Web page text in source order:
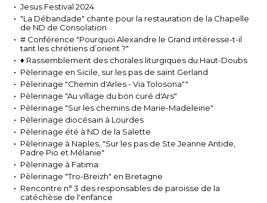
Jesus Festival 2024
"La Débandade" chante pour la restauration de la Chapelle
de ND de Consolation
# Conférence "Pourquoi Alexandre le Grand intéresse-t-il
tant les chrétiens d’orient ?"
♦ Rassemblement des chorales liturgiques du Haut-Doubs
Pèlerinage en Sicile, sur les pas de saint Gerland
Pèlerinage "Chemin d'Arles - Via Tolosona""
Pèlerinage "Au village du bon curé d'Ars"
Pèlerinage "Sur les chemins de Marie-Madeleine"
Pèlerinage diocésain à Lourdes
Pèlerinage été à ND de la Salette
Pèlerinage à Naples, "Sur les pas de Ste Jeanne Antide,
Padre Pio et Mélanie"
Pèlerinage à Fatima
Pèlerinage "Tro-Breizh" en Bretagne
Rencontre n° 3 des responsables de paroisse de la
catéchèse de l'enfance